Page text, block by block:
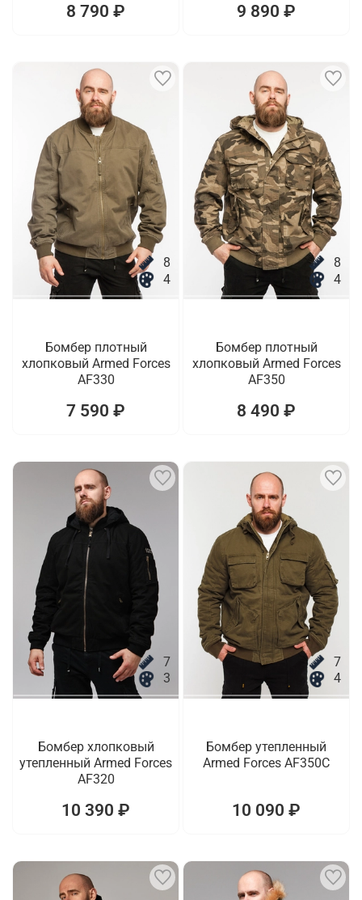
8 790 ₽ 9 890 ₽
8
4
Бомбер плотный
хлопковый Armed Forces
AF330
7 590 ₽
8
4
Бомбер плотный
хлопковый Armed Forces
AF350
8 490 ₽
7
3
Бомбер хлопковый
утепленный Armed Forces
AF320
10 390 ₽
7
4
Бомбер утепленный
Armed Forces AF350C
10 090 ₽